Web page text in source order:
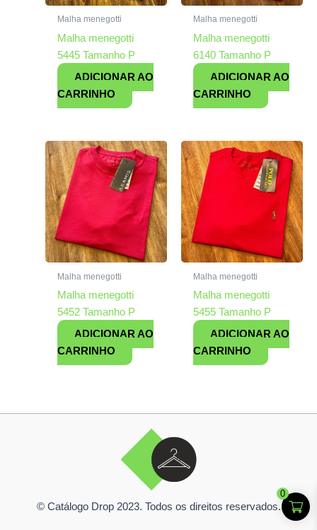
Malha menegotti
Malha menegotti
5445 Tamanho P
ADICIONAR AO
CARRINHO
Malha menegotti
Malha menegotti
6140 Tamanho P
ADICIONAR AO
CARRINHO
Malha menegotti
Malha menegotti
5452 Tamanho P
ADICIONAR AO
CARRINHO
Malha menegotti
Malha menegotti
5455 Tamanho P
ADICIONAR AO
CARRINHO
© Catálogo Drop 2023. Todos os direitos reservados.
0